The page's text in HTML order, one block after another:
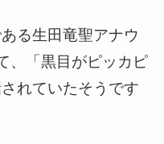
る生田竜聖アナウ
、「黒目がピッカピ
れていたそうです